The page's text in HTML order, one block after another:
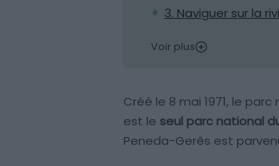
3. Naviguer sur la
Voir plus
Créé le 8 mai 1971, le
est le seul parc national
Peneda-Gerês est